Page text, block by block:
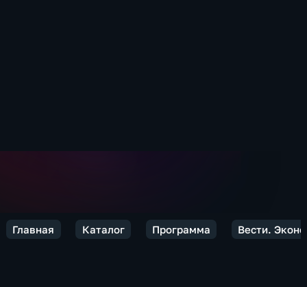
Главная Каталог Программа Вести.